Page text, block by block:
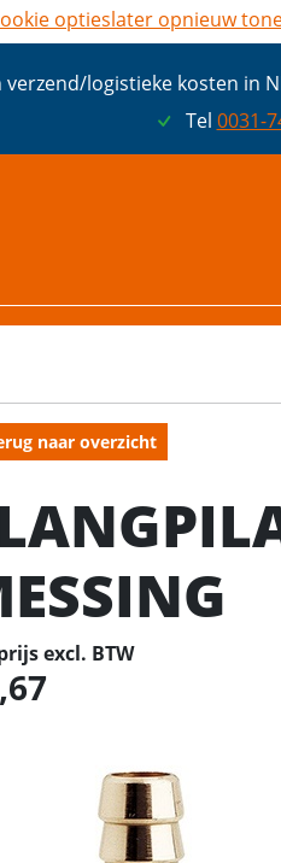
verzend/logistieke kosten in
Tel 0031-
naar overzicht
excl. BTW
optieslater opnieuw